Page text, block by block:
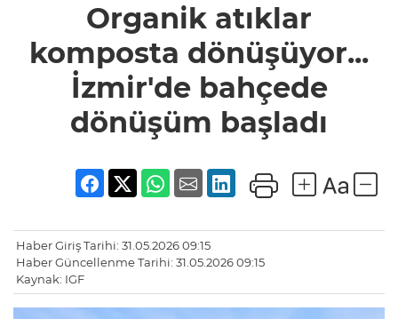
dönüşüyor...
İzmir'de
bahçede
dönüşüm
Organik atıklar
komposta dönüşüyor...
İzmir'de bahçede
dönüşüm başladı
Haber Giriş Tarihi: 31.05.2026 09:15
Haber Güncellenme Tarihi: 31.05.2026 09:15
Kaynak: IGF